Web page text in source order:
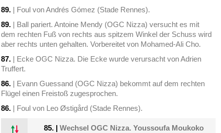
89. | Foul von Andrés Gómez (Stade Rennes).
89. | Ball pariert. Antoine Mendy (OGC Nizza) versucht es mit
dem rechten Fuß von rechts aus spitzem Winkel der Schuss wird
aber rechts unten gehalten. Vorbereitet von Mohamed-Ali Cho.
87. | Ecke OGC Nizza. Die Ecke wurde verursacht von Adrien
Truffert.
86. | Evann Guessand (OGC Nizza) bekommt auf dem rechten
Flügel einen Freistoß zugesprochen.
86. | Foul von Leo Østigård (Stade Rennes).
85. |Wechsel OGC Nizza. Youssoufa Moukoko